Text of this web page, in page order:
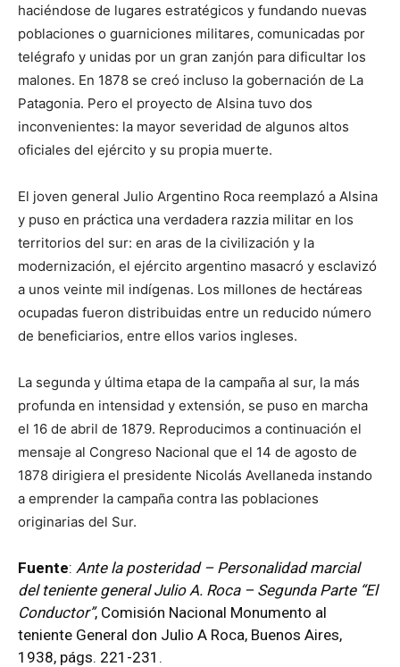
haciéndose de lugares estratégicos y fundando nuevas
poblaciones o guarniciones militares, comunicadas por
telégrafo y unidas por un gran zanjón para dificultar los
malones. En 1878 se creó incluso la gobernación de La
Patagonia. Pero el proyecto de Alsina tuvo dos
inconvenientes: la mayor severidad de algunos altos
oficiales del ejército y su propia muerte.
El joven general Julio Argentino Roca reemplazó a Alsina
y puso en práctica una verdadera razzia militar en los
territorios del sur: en aras de la civilización y la
modernización, el ejército argentino masacró y esclavizó
a unos veinte mil indígenas. Los millones de hectáreas
ocupadas fueron distribuidas entre un reducido número
de beneficiarios, entre ellos varios ingleses.
La segunda y última etapa de la campaña al sur, la más
profunda en intensidad y extensión, se puso en marcha
el 16 de abril de 1879. Reproducimos a continuación el
mensaje al Congreso Nacional que el 14 de agosto de
1878 dirigiera el presidente Nicolás Avellaneda instando
a emprender la campaña contra las poblaciones
originarias del Sur.
Fuente: Ante la posteridad – Personalidad marcial
del teniente general Julio A. Roca – Segunda Parte “El
Conductor”, Comisión Nacional Monumento al
teniente General don Julio A Roca, Buenos Aires,
1938, págs. 221-231.